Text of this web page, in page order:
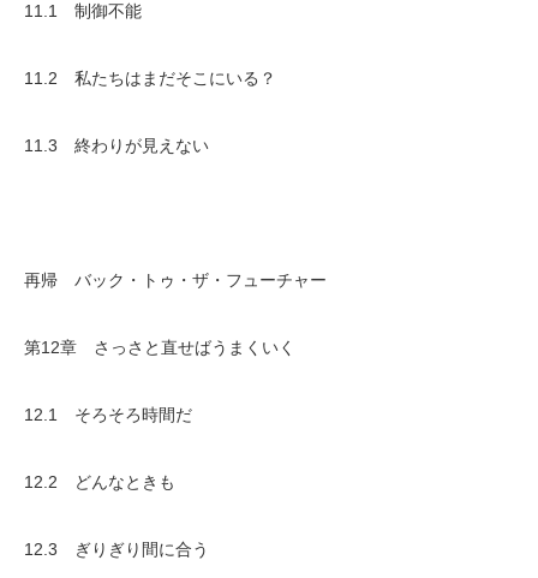
11.1 制御不能
11.2 私たちはまだそこにいる？
11.3 終わりが見えない
再帰 バック・トゥ・ザ・フューチャー
第12章 さっさと直せばうまくいく
12.1 そろそろ時間だ
12.2 どんなときも
12.3 ぎりぎり間に合う